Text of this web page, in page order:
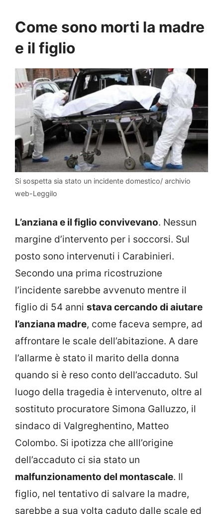
Come sono morti la madre
e il figlio
Si sospetta sia stato un incidente domestico/ archivio
web-Leggilo
L’anziana e il figlio convivevano. Nessun
margine d’intervento per i soccorsi. Sul
posto sono intervenuti i Carabinieri.
Secondo una prima ricostruzione
l’incidente sarebbe avvenuto mentre il
figlio di 54 anni stava cercando di aiutare
l’anziana madre, come faceva sempre, ad
affrontare le scale dell’abitazione. A dare
l’allarme è stato il marito della donna
quando si è reso conto dell’accaduto. Sul
luogo della tragedia è intervenuto, oltre al
sostituto procuratore Simona Galluzzo, il
sindaco di Valgreghentino, Matteo
Colombo. Si ipotizza che alll’origine
dell’accaduto ci sia stato un
malfunzionamento del montascale. Il
figlio, nel tentativo di salvare la madre,
sarebbe a sua volta caduto dalle scale ed